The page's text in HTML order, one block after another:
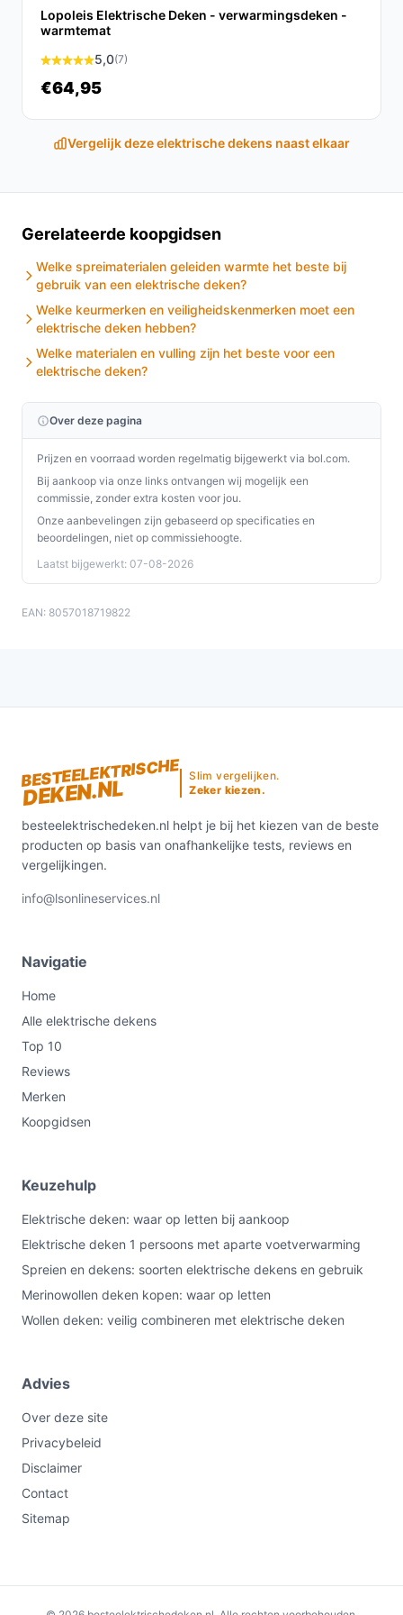
lichaam, wat zorgt voor gerichte verlichting van pijn en
spanning.
Conclusie
Samenvattend biedt de Elektrische warmtegordel een
en je spieren te ontspannen. Met zijn
is dit product een waardevolle aanvulling op je
besteelektrischedeken.nl. Kies bewust wat perfect
past bij jouw behoeften!
Lopoleis Elektrische Deken - verwarmingsdeken -
warmtemat
5,0(7)
€64,95
Vergelijk deze elektrische dekens naast elkaar
Gerelateerde koopgidsen
Welke spreimaterialen geleiden warmte het beste bij
gebruik van een elektrische deken?
Welke keurmerken en veiligheidskenmerken moet een
elektrische deken hebben?
Welke materialen en vulling zijn het beste voor een
elektrische deken?
Over deze pagina
Prijzen en voorraad worden regelmatig bijgewerkt via bol.com.
Bij aankoop via onze links ontvangen wij mogelijk een
commissie, zonder extra kosten voor jou.
Onze aanbevelingen zijn gebaseerd op specificaties en
beoordelingen, niet op commissiehoogte.
Laatst bijgewerkt: 07-08-2026
EAN: 8057018719822
BESTEELEKTRISCHE
DEKEN.NL
Slim vergelijken.
Zeker kiezen.
besteelektrischedeken.nl helpt je bij het kiezen van de beste
producten op basis van onafhankelijke tests, reviews en
vergelijkingen.
info@lsonlineservices.nl
Navigatie
Home
Alle elektrische dekens
Top 10
Reviews
Merken
Koopgidsen
Keuzehulp
Elektrische deken: waar op letten bij aankoop
Elektrische deken 1 persoons met aparte voetverwarming
Spreien en dekens: soorten elektrische dekens en gebruik
Merinowollen deken kopen: waar op letten
Wollen deken: veilig combineren met elektrische deken
Advies
Over deze site
Privacybeleid
Disclaimer
Contact
Sitemap